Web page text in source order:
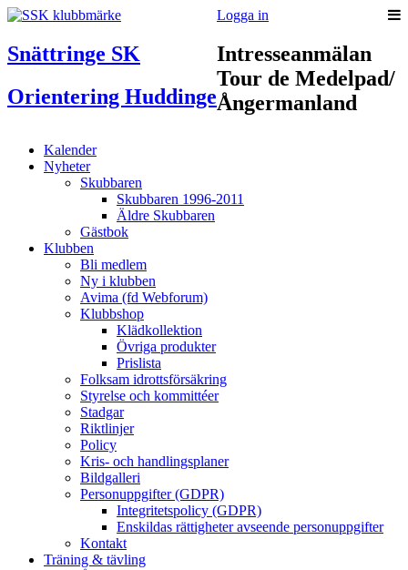
Logga in
Snättringe SK
Orientering Huddinge
Kalender
Nyheter
Skubbaren
Skubbaren 1996-2011
Äldre Skubbaren
Gästbok
Klubben
Bli medlem
Ny i klubben
Avima (fd Webforum)
Klubbshop
Klädkollektion
Övriga produkter
Prislista
Folksam idrottsförsäkring
Styrelse och kommittéer
Stadgar
Riktlinjer
Policy
Kris- och handlingsplaner
Bildgalleri
Personuppgifter (GDPR)
Integritetspolicy (GDPR)
Enskildas rättigheter avseende personuppgifter
Kontakt
Träning & tävling
Intresseanmälan
Tour de Medelpad/
Ångermanland